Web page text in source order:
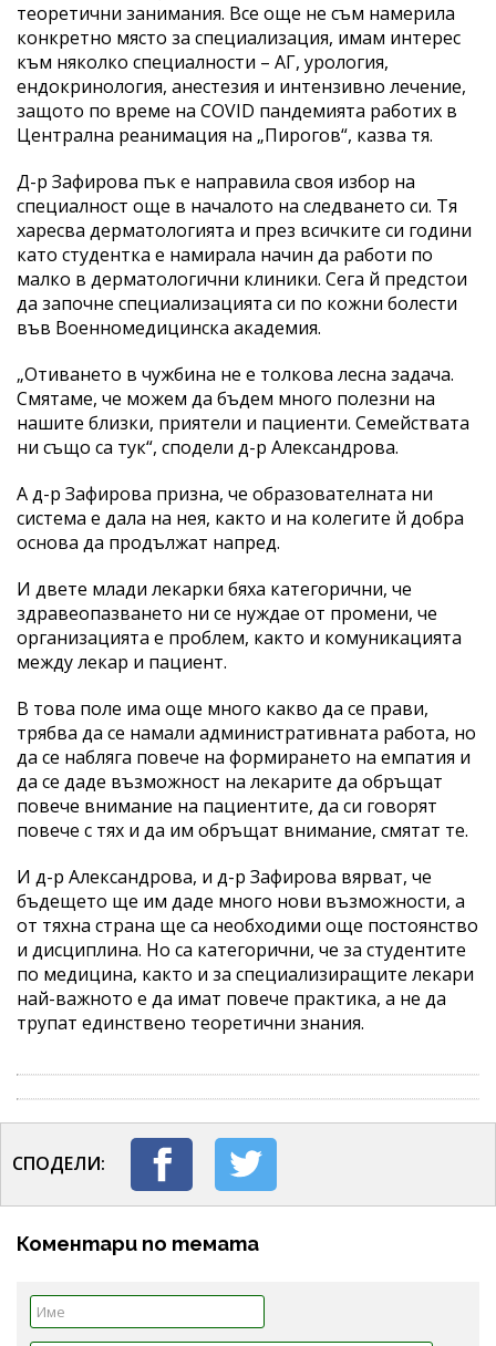
теоретични занимания. Все още не съм намерила
конкретно място за специализация, имам интерес
към няколко специалности – АГ, урология,
ендокринология, анестезия и интензивно лечение,
защото по време на COVID пандемията работих в
Централна реанимация на „Пирогов“, казва тя.
Д-р Зафирова пък е направила своя избор на
специалност още в началото на следването си. Тя
харесва дерматологията и през всичките си години
като студентка е намирала начин да работи по
малко в дерматологични клиники. Сега й предстои
да започне специализацията си по кожни болести
във Военномедицинска академия.
„Отиването в чужбина не е толкова лесна задача.
Смятаме, че можем да бъдем много полезни на
нашите близки, приятели и пациенти. Семействата
ни също са тук“, сподели д-р Александрова.
А д-р Зафирова призна, че образователната ни
система е дала на нея, както и на колегите й добра
основа да продължат напред.
И двете млади лекарки бяха категорични, че
здравеопазването ни се нуждае от промени, че
организацията е проблем, както и комуникацията
между лекар и пациент.
В това поле има още много какво да се прави,
трябва да се намали административната работа, но
да се набляга повече на формирането на емпатия и
да се даде възможност на лекарите да обръщат
повече внимание на пациентите, да си говорят
повече с тях и да им обръщат внимание, смятат те.
И д-р Александрова, и д-р Зафирова вярват, че
бъдещето ще им даде много нови възможности, а
от тяхна страна ще са необходими още постоянство
и дисциплина. Но са категорични, че за студентите
по медицина, както и за специализиращите лекари
най-важното е да имат повече практика, а не да
трупат единствено теоретични знания.
СПОДЕЛИ:
Коментари по темата